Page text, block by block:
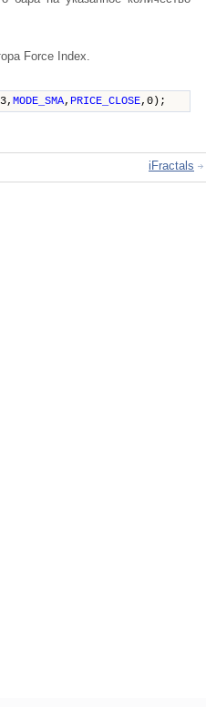
Force Index.
MODE_SMA, PRICE_CLOSE,0);
iFractals